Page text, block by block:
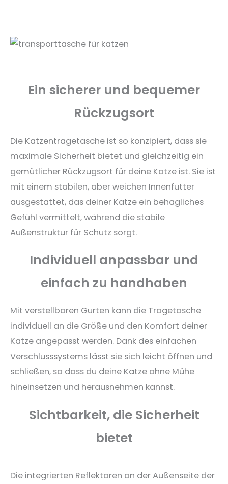
Ein sicherer und bequemer
Rückzugsort
Die Katzentragetasche ist so konzipiert, dass sie
maximale Sicherheit bietet und gleichzeitig ein
gemütlicher Rückzugsort für deine Katze ist. Sie ist
mit einem stabilen, aber weichen Innenfutter
ausgestattet, das deiner Katze ein behagliches
Gefühl vermittelt, während die stabile
Außenstruktur für Schutz sorgt.
Individuell anpassbar und
einfach zu handhaben
Mit verstellbaren Gurten kann die Tragetasche
individuell an die Größe und den Komfort deiner
Katze angepasst werden. Dank des einfachen
Verschlusssystems lässt sie sich leicht öffnen und
schließen, so dass du deine Katze ohne Mühe
hineinsetzen und herausnehmen kannst.
Sichtbarkeit, die Sicherheit
bietet
Die integrierten Reflektoren an der Außenseite der